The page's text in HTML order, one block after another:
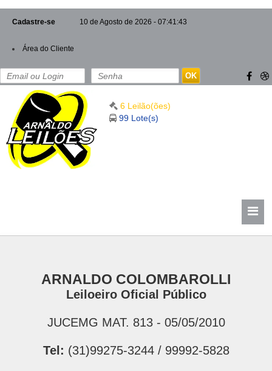
Cadastre-se 10 de Agosto de 2026 - 07:41:45
Área do Cliente
OK
6 Leilão(ões)
99 Lote(s)
ARNALDO COLOMBAROLLI
Leiloeiro Oficial Público
JUCEMG MAT. 813 - 05/05/2010
Tel: (31)99275-3244 / 99992-5828